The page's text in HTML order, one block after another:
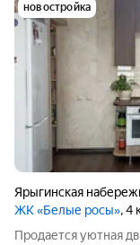
новостройка
Ярыгинская
ЖК «Белые росы», 4
Продается уютная